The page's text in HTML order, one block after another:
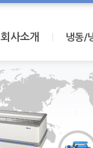
회사소개 냉동/